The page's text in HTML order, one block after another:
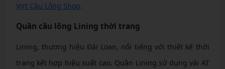
Vợt Cầu Lông Shop.
Quần cầu lông Lining thời trang
Lining, thương hiệu Đài Loan, nổi tiếng với thiết kế thời
trang kết hợp hiệu suất cao. Quần Lining sử dụng vải AT